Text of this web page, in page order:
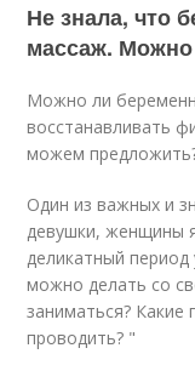
Не знала, что
массаж.
Можно ли
восстанавливать
можем
Один из важных и
девушки, женщины
деликатный
можно делать со
заниматься?
проводить? "